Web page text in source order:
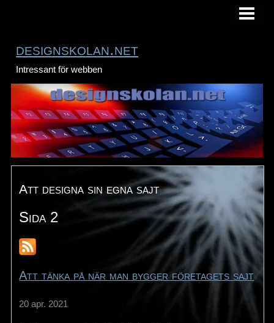
designskolan.net
Intressant för webben
Att designa sin egna sajt
Sida 2
Att tänka på när man bygger företagets sajt
20 apr. 2021